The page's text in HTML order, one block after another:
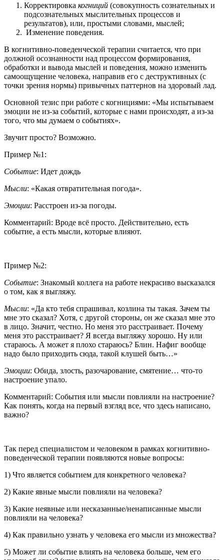
Корректировка когниций (совокупность сознательных и
подсознательных мыслительных процессов и
результатов), или, простыми словами, мыслей;
Изменение поведения.
В когнитивно-поведенческой терапии считается, что при
должной осознанности над процессом формирования,
обработки и вывода мыслей и поведения, можно изменить
самоощущение человека, направив его с деструктивных (с
точки зрения нормы) привычных паттернов на здоровый лад.
Основной тезис при работе с когнициями: «Мы испытываем
эмоции не из-за событий, которые с нами происходят, а из-за
того, что мы думаем о событиях».
Звучит просто? Возможно.
Пример №1:
Событие: Идет дождь
Мысли: «Какая отвратительная погода».
Эмоции: Расстроен из-за погоды.
Комментарий: Вроде всё просто. Действительно, есть
событие, а есть мысли, которые влияют.
Пример №2:
Событие: Знакомый коллега на работе некрасиво высказался
о том, как я выгляжу.
Мысли: «Да кто тебя спрашивал, козлина ты такая. Зачем ты
мне это сказал? Хотя, с другой стороны, он же сказал мне это
в лицо. Значит, честно. Но меня это расстраивает. Почему
меня это расстраивает? Я всегда выгляжу хорошо. Ну или
стараюсь. А может я плохо стараюсь? Блин. Нафиг вообще
надо было приходить сюда, такой клушей быть…»
Эмоции: Обида, злость, разочарование, смятение… что-то
настроение упало.
Комментарий: События или мысли повлияли на настроение?
Как понять, когда на первый взгляд все, что здесь написано,
важно?
Так перед специалистом и человеком в рамках когнитивно-
поведенческой терапии появляются новые вопросы:
1) Что является событием для конкретного человека?
2) Какие явные мысли повлияли на человека?
3) Какие неявные или несказанные/ненаписанные мысли
повлияли на человека?
4) Как правильно узнать у человека его мысли из множества?
5) Может ли событие влиять на человека больше, чем его